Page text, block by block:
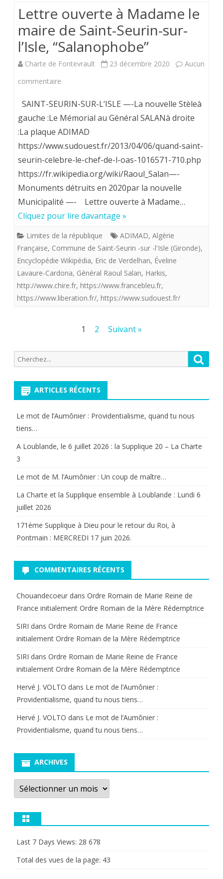
université
britannique
de
la
Vierge
Marie
sont
profanées
en
France.
Lettre ouverte à Madame le
maire de Saint-Seurin-sur-
l’Isle, “Salanophobe”
Charte de Fontevrault 23 décembre 2020
Aucun
commentaire
ouverte
à
Madame
maire
de
Saint-
Seurin-
sur-
l’Isle,
“Salanophobe”
SAINT-SEURIN-SUR-L’ISLE —-La nouvelle Stèleà
gauche :Le Mémorial au Général SALANà droite
:La plaque ADIMAD
https://www.sudouest.fr/2013/04/06/quand-saint-
seurin-celebre-le-chef-de-l-oas-1016571-710.php
https://fr.wikipedia.org/wiki/Raoul_Salan—-
Monuments détruits en 2020par la nouvelle
Municipalité —- Lettre ouverte à Madame…
Cliquez pour lire davantage »
Limites de la république ADIMAD, Algérie
Française, Commune de Saint-Seurin -sur -l'Isle (Gironde),
Encyclopédie Wikipédia, Eric de Verdelhan, Éveline
Lavaure-Cardona, Général Raoul Salan, Harkis,
http://www.chire.fr, https://www.francebleu.fr,
https://www.liberation.fr/, https://www.sudouest.fr/
publications
1 2 Suivant »
Recherche
pour:
ARTICLES RÉCENTS
Le mot de l’Aumônier : Providentialisme, quand tu nous
tiens…
A Loublande, le 6 juillet 2026 : la Supplique 20 – La Charte
3
Le mot de M. l’Aumônier : Un coup de maître…
La Charte et la Supplique ensemble à Loublande : Lundi 6
juillet 2026
171ème Supplique à Dieu pour le retour du Roi, à
Pontmain : MERCREDI 17 juin 2026.
COMMENTAIRES RÉCENTS
Chouandecoeur dans Ordre Romain de Marie Reine de
France initialement Ordre Romain de la Mère Rédemptrice
SIRI dans Ordre Romain de Marie Reine de France
initialement Ordre Romain de la Mère Rédemptrice
SIRI dans Ordre Romain de Marie Reine de France
initialement Ordre Romain de la Mère Rédemptrice
Hervé J. VOLTO dans Le mot de l’Aumônier :
Providentialisme, quand tu nous tiens…
Hervé J. VOLTO dans Le mot de l’Aumônier :
Providentialisme, quand tu nous tiens…
ARCHIVES
Archives
Last 7 Days Views: 28 678
Total des vues de la page: 43